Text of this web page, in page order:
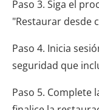
Paso 3. Siga el
"Restaurar desde
Paso 4. Inicia
seguridad que
Paso 5. Complete